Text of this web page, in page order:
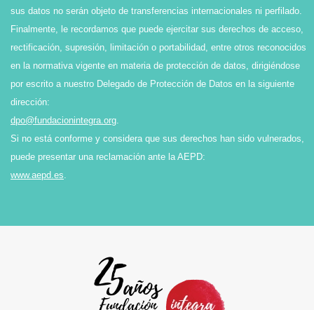
sus datos no serán objeto de transferencias internacionales ni perfilado.
Finalmente, le recordamos que puede ejercitar sus derechos de acceso,
rectificación, supresión, limitación o portabilidad, entre otros reconocidos
en la normativa vigente en materia de protección de datos, dirigiéndose
por escrito a nuestro Delegado de Protección de Datos en la siguiente
dirección:
dpo@fundacionintegra.org.
Si no está conforme y considera que sus derechos han sido vulnerados,
puede presentar una reclamación ante la AEPD:
www.aepd.es.